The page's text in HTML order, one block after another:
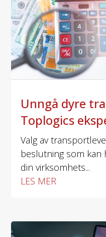
Unngå dyre
Toplogics
Valg av
beslutning som kan
din virksomhets...
LES MER